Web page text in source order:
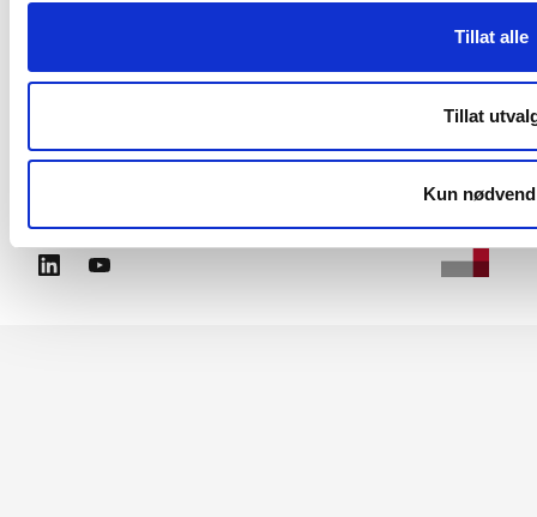
Tillat alle
Tillat
Kun
RME